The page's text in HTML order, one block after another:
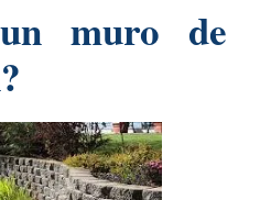
muro de